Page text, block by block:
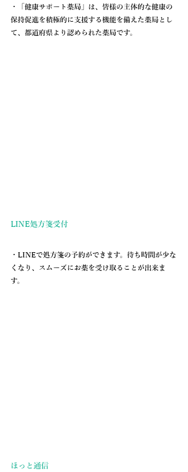
・「健康サポート薬局」は、皆様の主体的な健康の
保持促進を積極的に支援する機能を備えた薬局とし
て、都道府県より認められた薬局です。
LINE処方箋受付
・LINEで処方箋の予約ができます。待ち時間が少な
くなり、スムーズにお薬を受け取ることが出来ま
す。
ほっと通信